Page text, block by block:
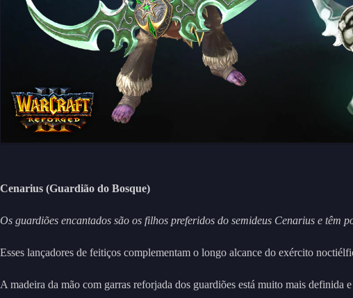
Cenarius (Guardião do Bosque)
Os guardiões encantados são os filhos preferidos do semideus Cenarius e têm
Esses lançadores de feitiços complementam o longo alcance do exército
A madeira da mão com garras reforjada dos guardiões está muito mais